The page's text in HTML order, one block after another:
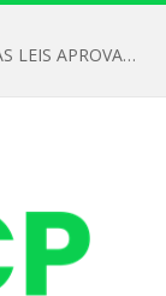
DECLARAMOS QUE NÃO HOUVERAM NOVAS LEIS APROVADAS ATÉ O MOMENTO PARA O INSTITUTO DE PREVIDÊNCIA NO ANO DE 2026